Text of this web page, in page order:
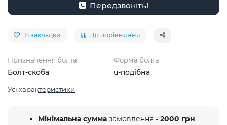
Передзвоніть!
В закладки До порівняння
Призначення болта
Болт-скоба
Форма болта
u-подібна
Усі характеристики
Мінімальна сумма замовлення - 2000 грн